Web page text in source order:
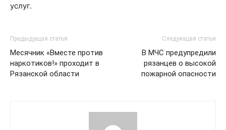
услуг.
Предыдущая статья
Месячник «Вместе против
наркотиков!» проходит в
Рязанской области
Следующая статья
В МЧС предупредили
рязанцев о высокой
пожарной опасности